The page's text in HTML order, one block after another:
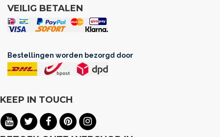
VEILIG BETALEN
Bestellingen worden bezorgd door
KEEP IN TOUCH.